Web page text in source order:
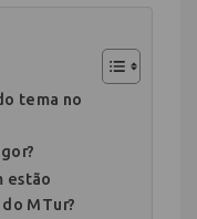
tema no
estão
MTur?